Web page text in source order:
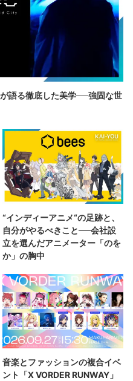
語る徹底した美学──強固な世
“インディーアニメ“の足跡と、
自分がやるべきこと──会社設
立を選んだアニメーター「のを
か」の胸中
音楽とファッションの複合イベ
ント「X VORDER RUNWAY」